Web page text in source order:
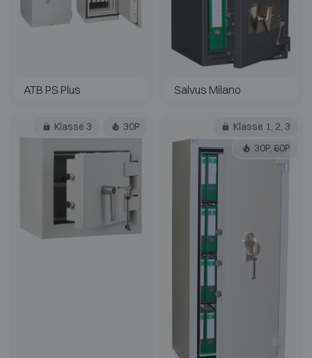
ATB PS Plus Salvus Milano
Klasse 3 30P
Klasse 1, 2, 3
30P, 60P